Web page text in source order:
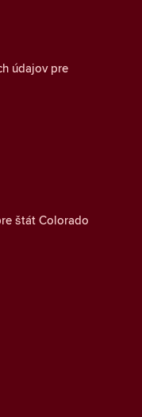
údajov pre
štát Colorado